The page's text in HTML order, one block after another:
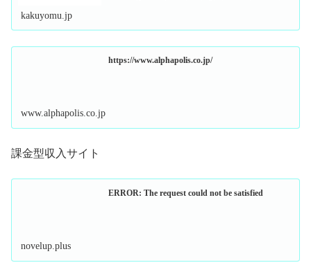
kakuyomu.jp
https://www.alphapolis.co.jp/
www.alphapolis.co.jp
課金型収入サイト
ERROR: The request could not be satisfied
novelup.plus